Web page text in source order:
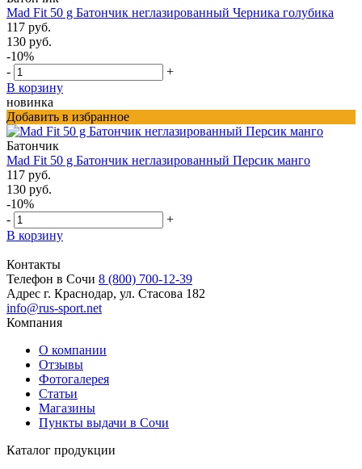
Mad Fit 50 g Батончик неглазированный Черника голубика
117 руб.
130 руб.
-10%
-
+
В корзину
новинка
Добавить в избранное
Батончик
Mad Fit 50 g Батончик неглазированный Персик манго
117 руб.
130 руб.
-10%
-
+
В корзину
Контакты
Телефон в Сочи 8 (800) 700-12-39
Адрес г. Краснодар, ул. Стасова 182
info@rus-sport.net
Компания
О компании
Отзывы
Фотогалерея
Статьи
Магазины
Пункты выдачи в Сочи
Каталог продукции